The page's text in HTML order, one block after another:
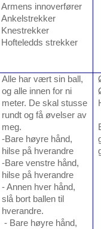
Armens innoverfører
Ankelstrekker
Knestrekker
Hofteledds strekker
Alle har vært sin ball,
og alle innen for ni
meter. De skal stusse
rundt og få øvelser av
meg.
-Bare høyre hånd,
hilse på hverandre
-Bare venstre hånd,
hilse på hverandre
- Annen hver hånd,
slå bort ballen til
hverandre.
- Bare høyre hånd,